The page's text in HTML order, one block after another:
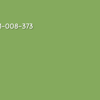
008-373